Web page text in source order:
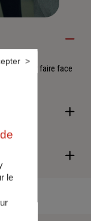
pour faire face
performance
au cœur des
un
le